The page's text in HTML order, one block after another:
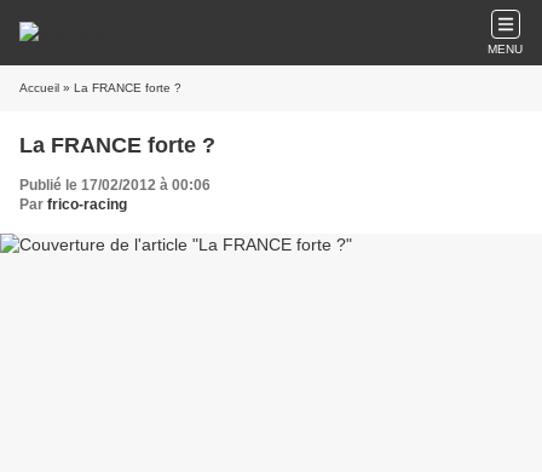
MENU
Accueil » La FRANCE forte ?
La FRANCE forte ?
Publié le 17/02/2012 à 00:06
Par frico-racing